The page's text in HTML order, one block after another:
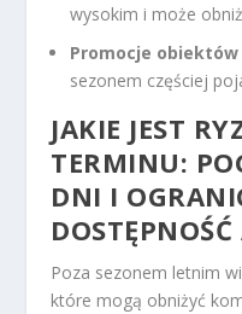
wysokim i może
Promocje
sezonem częściej
JAKIE JEST
TERMINU:
DNI I
Poza sezonem letnim
które mogą obniżyć